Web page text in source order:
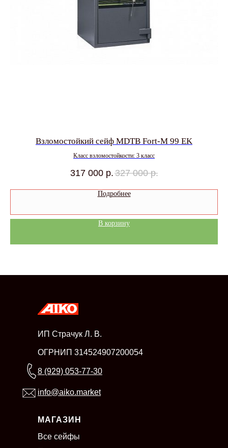
Взломостойкий сейф MDTB Fort-M 99 EK
Класс взломостойкости: 3 класс
317 000 р.327 000 р.
Подробнее
В корзину
МАГАЗИН
Все сейфы
ИП Страчук Л. В.
ОГРНИП 314524907200054
8 (929) 053-77-30
info@aiko.market